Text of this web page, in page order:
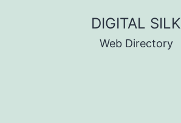
DIGITAL SILK
Web Directory